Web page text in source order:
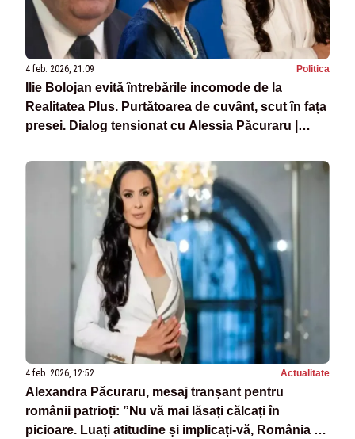
4 feb. 2026, 21:09 Politica
Ilie Bolojan evită întrebările incomode de la
Realitatea Plus. Purtătoarea de cuvânt, scut în fața
presei. Dialog tensionat cu Alessia Păcuraru |
4 feb. 2026, 12:52 Actualitate
Alexandra Păcuraru, mesaj tranșant pentru
românii patrioți: ”Nu vă mai lăsați călcați în
picioare. Luați atitudine și implicați-vă, România nu